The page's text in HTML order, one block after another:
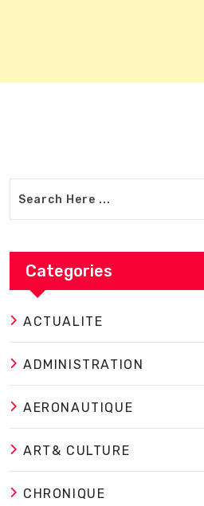
Categories
ACTUALITE
ADMINISTRATION
AERONAUTIQUE
ART& CULTURE
CHRONIQUE